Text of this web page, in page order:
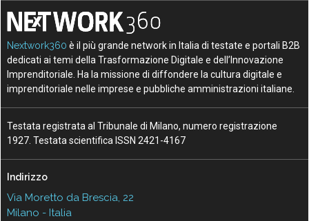
Nextwork360 è il più grande network in Italia di testate e portali B2B
dedicati ai temi della Trasformazione Digitale e dell’Innovazione
Imprenditoriale. Ha la missione di diffondere la cultura digitale e
imprenditoriale nelle imprese e pubbliche amministrazioni italiane.
Testata registrata al Tribunale di Milano, numero registrazione
1927. Testata scientifica ISSN 2421-4167
Indirizzo
Via Moretto da Brescia, 22
Milano - Italia